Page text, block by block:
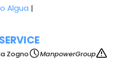
Algua |
Zogno
ManpowerGroup